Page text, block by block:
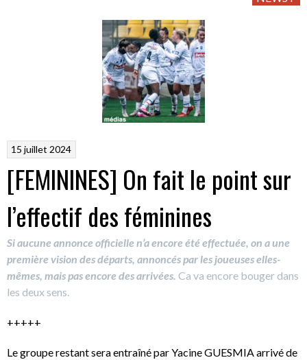
15 juillet 2024
[FEMININES] On fait le point sur
l’effectif des féminines
Si aucune annonce officielle n’a encore été effectuée, on a une
première vision des départs, annoncés par les joueuses elles-
mêmes, mais pas encore des arrivées. Ca va encore bouger dans
les deux sens.
+++++
Le groupe restant sera entraîné par Yacine GUESMIA arrivé de